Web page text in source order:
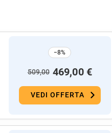
−8%
509,00 469,00 €
VEDI OFFERTA